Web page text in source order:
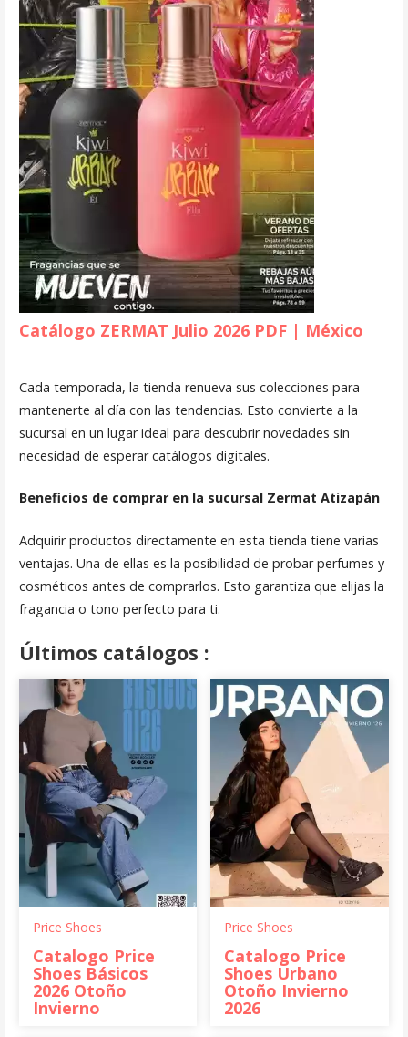
Catálogo ZERMAT Julio 2026 PDF | México
Cada temporada, la tienda renueva sus colecciones para
mantenerte al día con las tendencias. Esto convierte a la
sucursal en un lugar ideal para descubrir novedades sin
necesidad de esperar catálogos digitales.
Beneficios de comprar en la sucursal Zermat Atizapán
Adquirir productos directamente en esta tienda tiene varias
ventajas. Una de ellas es la posibilidad de probar perfumes y
cosméticos antes de comprarlos. Esto garantiza que elijas la
fragancia o tono perfecto para ti.
Últimos catálogos :
Price Shoes
Catalogo Price
Shoes Básicos
2026 Otoño
Invierno
Price Shoes
Catalogo Price
Shoes Urbano
Otoño Invierno
2026